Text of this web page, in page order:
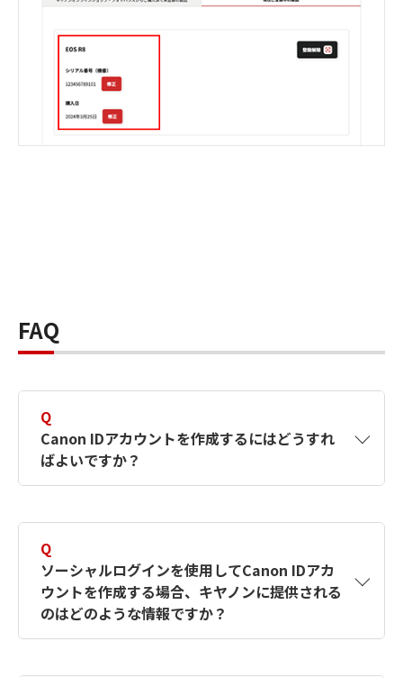
FAQ
Q
Canon IDアカウントを作成するにはどうすれ
ばよいですか？
す。詳しい作成方法は【カメラ】Canon IDとは
何ですか？Canon IDの作成方法は？をご確認く
ださい。
Q
ソーシャルログインを使用してCanon IDアカ
ウントを作成する場合、キヤノンに提供される
のはどのような情報ですか？